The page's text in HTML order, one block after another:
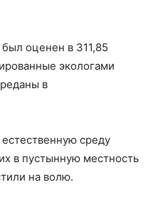
оценен в 311,85
экологами
в
среду
в пустынную местность
на волю.